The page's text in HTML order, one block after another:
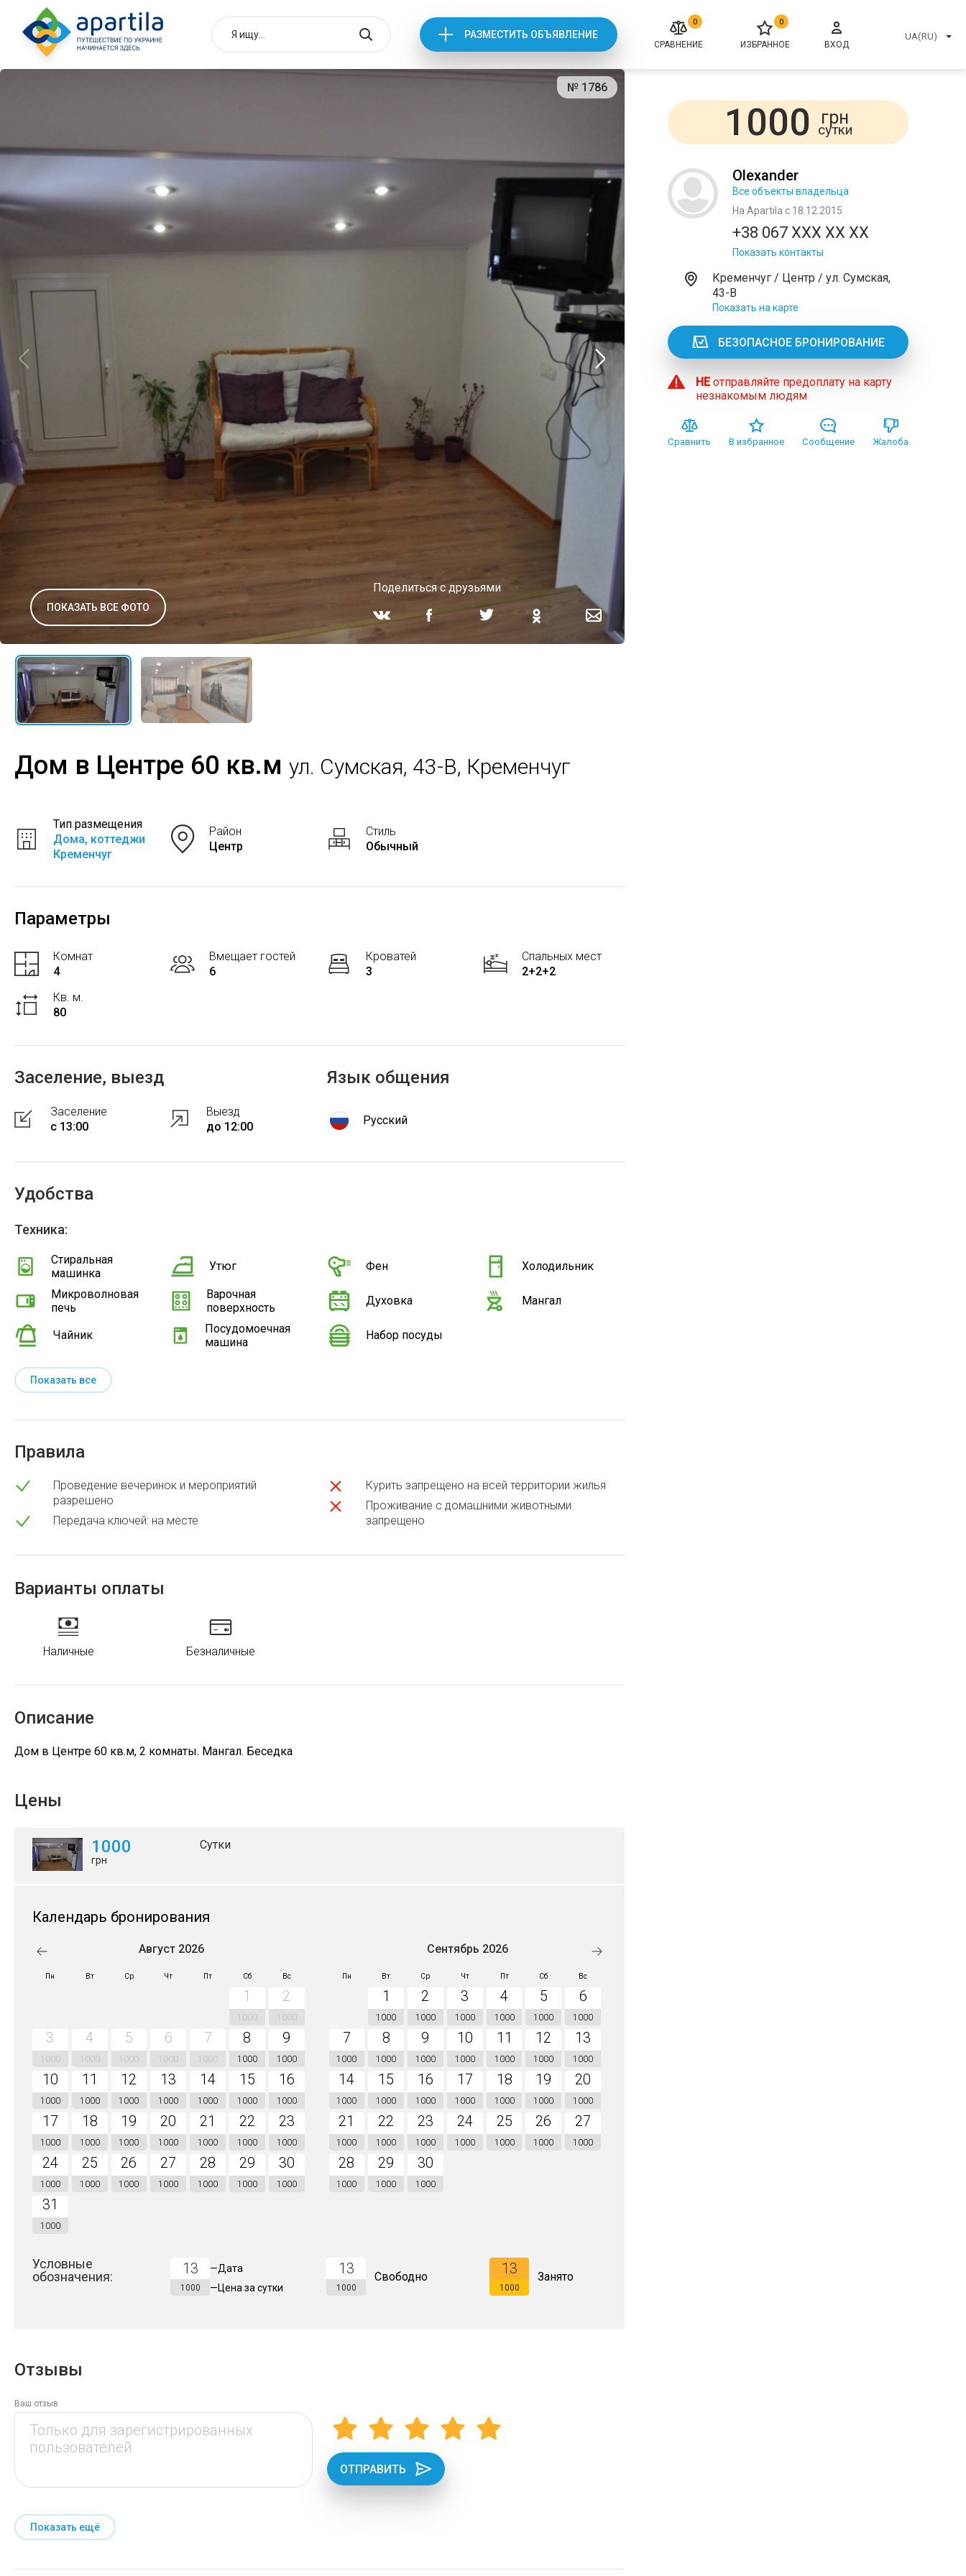
РАЗМЕСТИТЬ ОБЪЯВЛЕНИЕ
0
СРАВНЕНИЕ
0
ИЗБРАННОЕ ВХОД
UA(RU)
№ 1786
ПОКАЗАТЬ ВСЕ ФОТО
Поделиться с друзьями
Дом в Центре 60 кв.м ул. Сумская, 43-В, Кременчуг
Тип размещения
Дома, коттеджи
Кременчуг
Район
Центр
Стиль
Обычный
Параметры
Комнат
4
Вмещает гостей
6
Кроватей
3
Спальных мест
2+2+2
Кв. м.
80
Заселение, выезд
Заселение
с 13:00
Выезд
до 12:00
Язык общения
Русский
Удобства
Техника:
Стиральная
машинка
Утюг Фен Холодильник
Микроволновая
печь
Варочная
поверхность
Духовка Мангал
Чайник
Посудомоечная
машина
Набор посуды
Показать все
Правила
Проведение вечеринок и мероприятий
разрешено
Передача ключей: на месте
Курить запрещено на всей территории жилья
Проживание с домашними животными
запрещено
Варианты оплаты
Наличные Безналичные
Описание
Дом в Центре 60 кв.м, 2 комнаты. Мангал. Беседка
Цены
1000
грн
Сутки
Календарь бронирования
Август 2026
Пн Вт Ср Чт Пт Сб Вс
1
1000
2
1000
3
1000
4
1000
5
1000
6
1000
7
1000
8
1000
9
1000
10
1000
11
1000
12
1000
13
1000
14
1000
15
1000
16
1000
17
1000
18
1000
19
1000
20
1000
21
1000
22
1000
23
1000
24
1000
25
1000
26
1000
27
1000
28
1000
29
1000
30
1000
31
1000
Сентябрь 2026
Пн Вт Ср Чт Пт Сб Вс
1
1000
2
1000
3
1000
4
1000
5
1000
6
1000
7
1000
8
1000
9
1000
10
1000
11
1000
12
1000
13
1000
14
1000
15
1000
16
1000
17
1000
18
1000
19
1000
20
1000
21
1000
22
1000
23
1000
24
1000
25
1000
26
1000
27
1000
28
1000
29
1000
30
1000
Условные
обозначения:
13
1000
—Дата
—Цена за сутки
13
1000
Свободно 13
1000
Занято
Отзывы
Ваш отзыв
ОТПРАВИТЬ
Показать ещё
1000 грн
сутки
Olexander
Все объекты владельца
На Apartila с 18.12.2015
+38 067 XXX XX XX
Показать контакты
Кременчуг / Центр / ул. Сумская,
43-В
Показать на карте
БЕЗОПАСНОЕ БРОНИРОВАНИЕ
НЕотправляйте предоплату на карту
незнакомым людям
Сравнить В избранное Сообщение Жалоба